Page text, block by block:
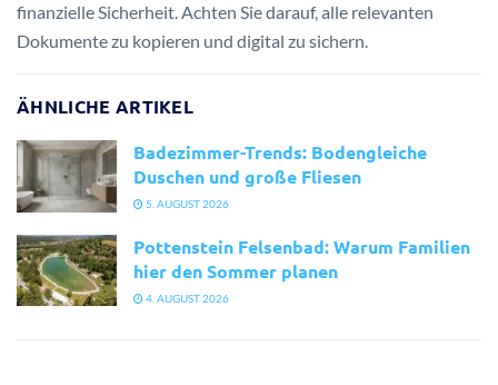
finanzielle Sicherheit. Achten Sie darauf, alle relevanten
Dokumente zu kopieren und digital zu sichern.
ÄHNLICHE ARTIKEL
Badezimmer-Trends: Bodengleiche
Duschen und große Fliesen
5. AUGUST 2026
Pottenstein Felsenbad: Warum Familien
hier den Sommer planen
4. AUGUST 2026